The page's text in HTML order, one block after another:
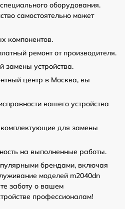
оборудования.
самостоятельно может
компонентов.
ремонт от производителя.
замены устройства.
центр в Москва, вы
вашего устройства
для замены
на выполненные работы.
брендами, включая
моделей m2040dn
заботу о вашем
профессионалам!